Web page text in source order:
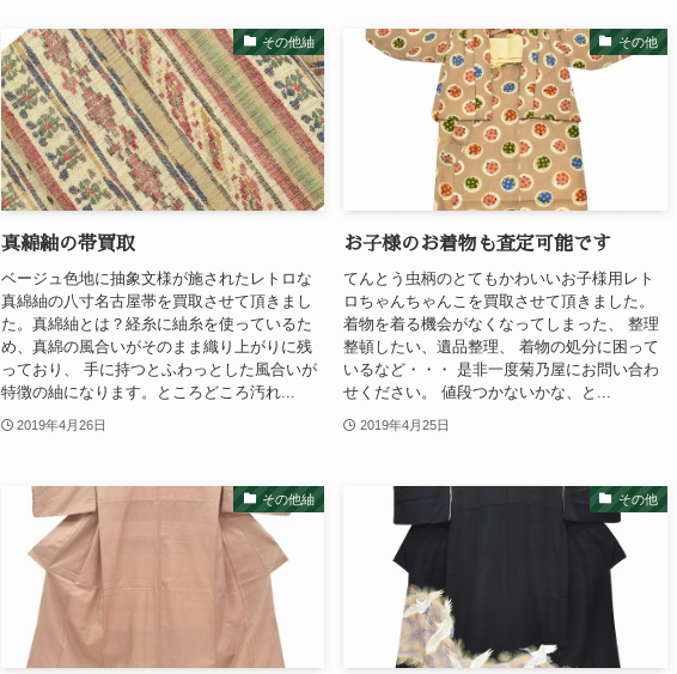
その他紬
真綿紬の帯買取
ベージュ色地に抽象文様が施されたレトロな
真綿紬の八寸名古屋帯を買取させて頂きまし
た。真綿紬とは？経糸に紬糸を使っているた
め、真綿の風合いがそのまま織り上がりに残
っており、 手に持つとふわっとした風合いが
特徴の紬になります。ところどころ汚れ...
2019年4月26日
その他
お子様のお着物も査定可能です
てんとう虫柄のとてもかわいいお子様用レト
ロちゃんちゃんこを買取させて頂きました。
着物を着る機会がなくなってしまった、 整理
整頓したい、遺品整理、 着物の処分に困って
いるなど・・・ 是非一度菊乃屋にお問い合わ
せください。 値段つかないかな、と...
2019年4月25日
その他紬 その他